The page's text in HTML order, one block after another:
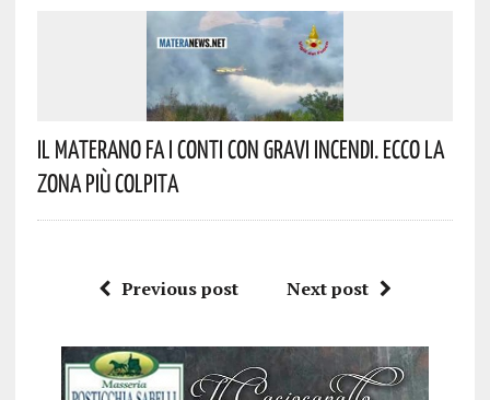
Il Materano Fa I Conti Con Gravi Incendi. Ecco La
Zona Più Colpita
Previous post Next post